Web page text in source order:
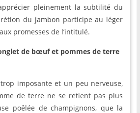
pleinement la subtilité du
du jambon participe au léger
promesses de l’intitulé.
de bœuf et pommes de terre
imposante et un peu nerveuse,
de terre ne se retient pas plus
poêlée de champignons, que la